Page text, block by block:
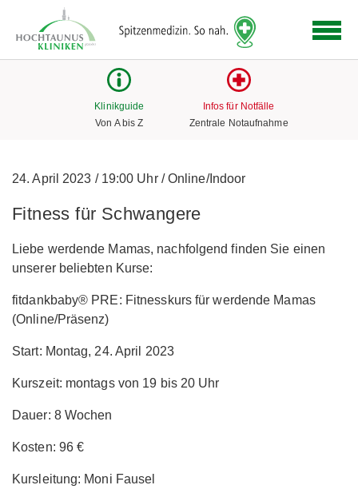
Link
zur
Klinikguide
Von A bis Z
Infos für Notfälle
Zentrale Notaufnahme
24. April 2023 /19:00 Uhr /Online/Indoor
Fitness für Schwangere
Liebe werdende Mamas, nachfolgend finden Sie einen
unserer beliebten Kurse:
fitdankbaby® PRE: Fitnesskurs für werdende Mamas
(Online/Präsenz)
Start: Montag, 24. April 2023
Kurszeit: montags von 19 bis 20 Uhr
Dauer: 8 Wochen
Kosten: 96 €
Kursleitung: Moni Fausel